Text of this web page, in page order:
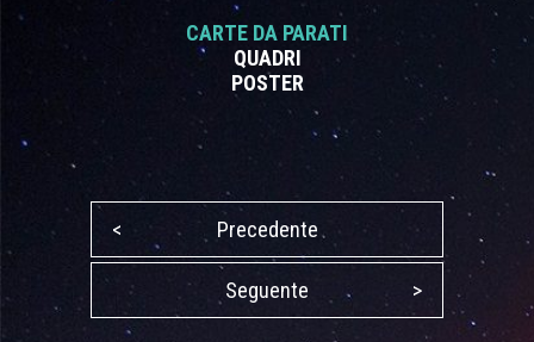
CARTE DA PARATI
QUADRI
POSTER
< Precedente
Seguente >